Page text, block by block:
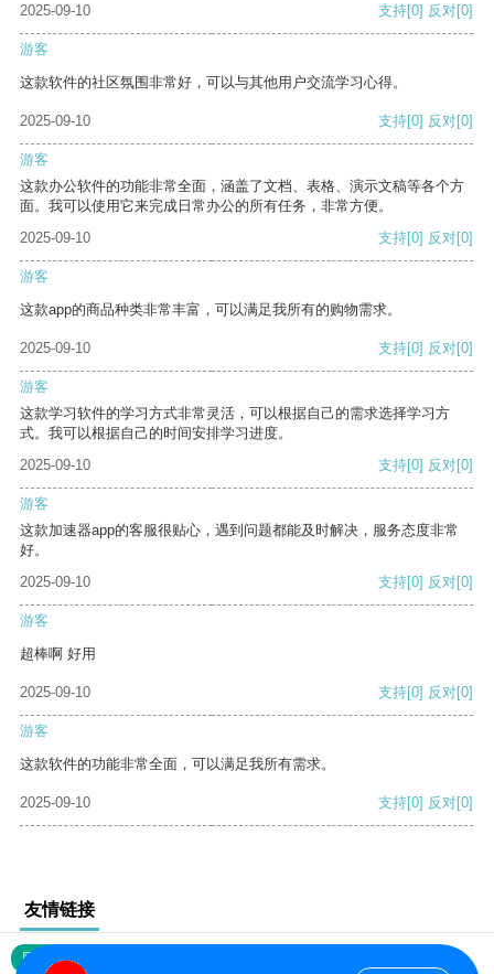
2025-09-10 支持[0] 反对[0]
游客
这款软件的社区氛围非常好，可以与其他用户交流学习心得。
2025-09-10 支持[0] 反对[0]
游客
这款办公软件的功能非常全面，涵盖了文档、表格、演示文稿等各个方
面。我可以使用它来完成日常办公的所有任务，非常方便。
2025-09-10
支持[0] 反对[0]
游客
这款app的商品种类非常丰富，可以满足我所有的购物需求。
2025-09-10 支持[0] 反对[0]
游客
这款学习软件的学习方式非常灵活，可以根据自己的需求选择学习方
式。我可以根据自己的时间安排学习进度。
2025-09-10
支持[0] 反对[0]
游客
这款加速器app的客服很贴心，遇到问题都能及时解决，服务态度非常
好。
2025-09-10
支持[0] 反对[0]
游客
超棒啊 好用
2025-09-10 支持[0] 反对[0]
游客
这款软件的功能非常全面，可以满足我所有需求。
2025-09-10 支持[0] 反对[0]
友情链接
网站地图